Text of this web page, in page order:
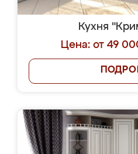
Кухня
Цена: от 49